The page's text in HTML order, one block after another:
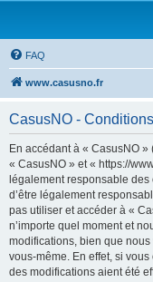
FAQ
www.casusno.fr
CasusNO -
En accédant à « CasusNO
« CasusNO » et « https://
légalement responsable
d’être légalement
pas utiliser et accéder à «
n’importe quel moment et
modifications, bien que
vous-même. En effet, si
des modifications aient été